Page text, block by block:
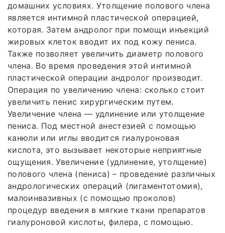
домашних условиях. Утолщение полового члена
является интимной пластической операцией,
которая. Затем андролог при помощи инъекций
жировых клеток вводит их под кожу пениса.
Также позволяет увеличить диаметр полового
члена. Во время проведения этой интимной
пластической операции андролог производит.
Операция по увеличению члена: сколько стоит
увеличить пенис хирургическим путем.
Увеличение члена — удлинение или утолщение
пениса. Под местной анестезией с помощью
канюли или иглы вводится гиалуроновая
кислота, это вызывает некоторые неприятные
ощущения. Увеличение (удлинение, утолщение)
полового члена (пениса) – проведение различных
андрологических операций (лигаментотомия),
малоинвазивных (с помощью проколов)
процедур введения в мягкие ткани препаратов
гиалуроновой кислоты, филера, с помощью.